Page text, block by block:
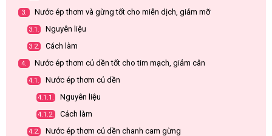
3. Nước ép thơm và gừng tốt cho miễn dịch, giảm mỡ
3.1. Nguyên liệu
3.2. Cách làm
4. Nước ép thơm củ dền tốt cho tim mạch, giảm cân
4.1. Nước ép thơm củ dền
4.1.1. Nguyên liệu
4.1.2. Cách làm
4.2. Nước ép thơm củ dền chanh cam gừng